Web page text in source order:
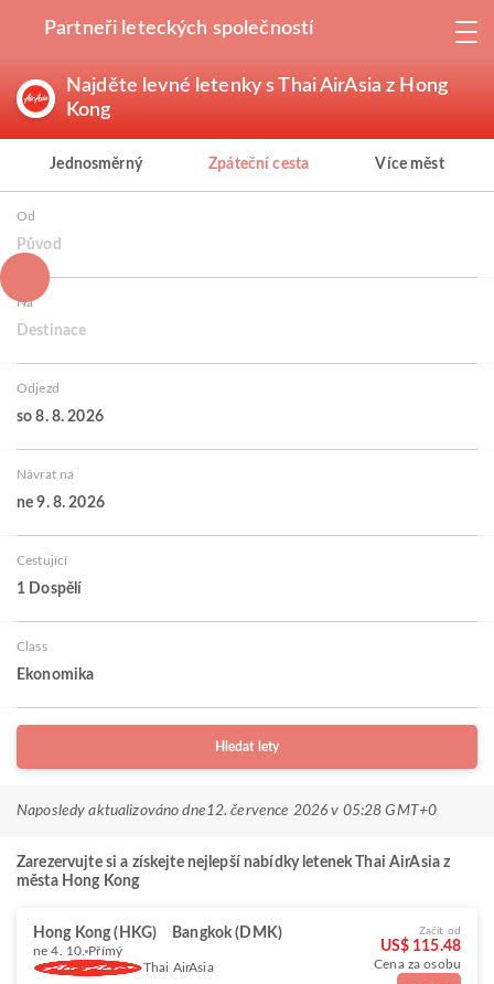
Partneři leteckých společností
Najděte levné letenky s Thai AirAsia z Hong
Kong
Jednosměrný Zpáteční cesta Více měst
Od
Původ
Na
Destinace
Odjezd
so 8. 8. 2026
Návrat na
ne 9. 8. 2026
Cestující
1 Dospělí
Class
Ekonomika
Hledat lety
Naposledy aktualizováno dne12. července 2026 v 05:28 GMT+0
Zarezervujte si a získejte nejlepší nabídky letenek Thai AirAsia z
města Hong Kong
Hong Kong (HKG) Bangkok (DMK)
ne 4. 10. Přímý
Thai AirAsia
Začít od
US$ 115.48
Cena za osobu